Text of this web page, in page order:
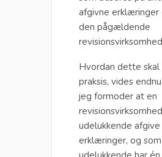
afgivne erklæringer
den pågældende
Hvordan dette
praksis, vides
jeg formoder at en
udelukkende
erklæringer, og som